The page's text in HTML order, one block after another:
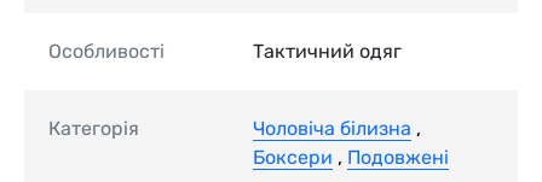
Особливості Тактичний одяг
Категорія Чоловіча білизна ,
Боксери , Подовжені